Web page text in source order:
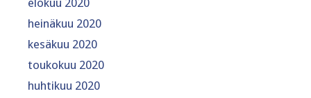
heinäkuu 2020
kesäkuu 2020
toukokuu 2020
huhtikuu 2020